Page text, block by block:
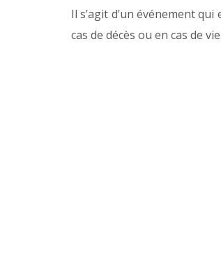
Il s’agit d’un événement
cas de décès ou en cas de vie.